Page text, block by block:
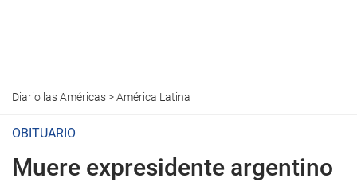
Diario las Américas>América Latina
OBITUARIO
Muere expresidente argentino